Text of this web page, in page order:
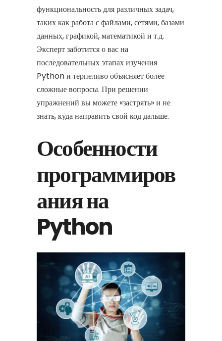
функциональность для различных задач,
таких как работа с файлами, сетями, базами
данных, графикой, математикой и т.д.
Эксперт заботится о вас на
последовательных этапах изучения
Python и терпеливо объясняет более
сложные вопросы. При решении
упражнений вы можете «застрять» и не
знать, куда направить свой код дальше.
Особенности
программиров
ания на
Python